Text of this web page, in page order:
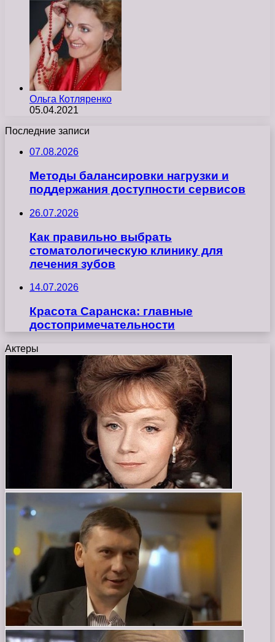
Ольга Котляренко
05.04.2021
Последние записи
07.08.2026
Методы балансировки нагрузки и
поддержания доступности сервисов
26.07.2026
Как правильно выбрать
стоматологическую клинику для
лечения зубов
14.07.2026
Красота Саранска: главные
достопримечательности
Актеры